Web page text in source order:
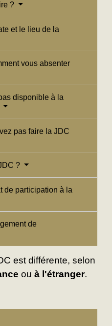
?
et le lieu de la
vous absenter
disponible à la
pas faire la JDC
?
de participation à la
de
est différente, selon
ou à l'étranger.